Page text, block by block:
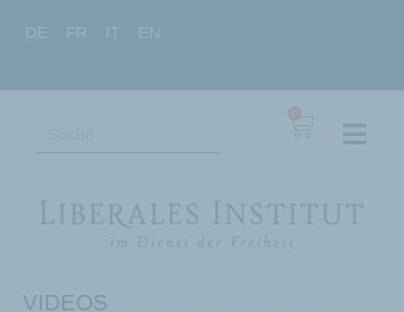
DE FR IT EN
VIDEOS